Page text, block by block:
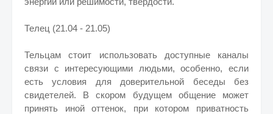
Телец (21.04 - 21.05)
Тельцам стоит использовать доступные каналы
связи с интересующими людьми, особенно, если
есть условия для доверительной беседы без
свидетелей. В скором будущем общение может
принять иной оттенок, при котором приватность